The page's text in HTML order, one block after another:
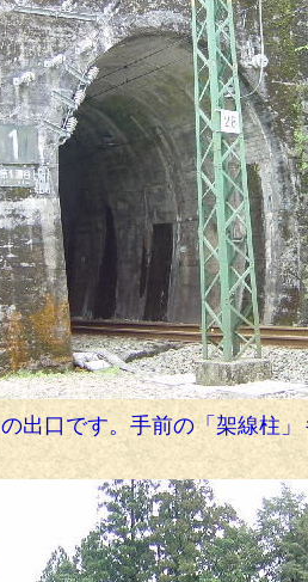
出口です。手前の「架線柱